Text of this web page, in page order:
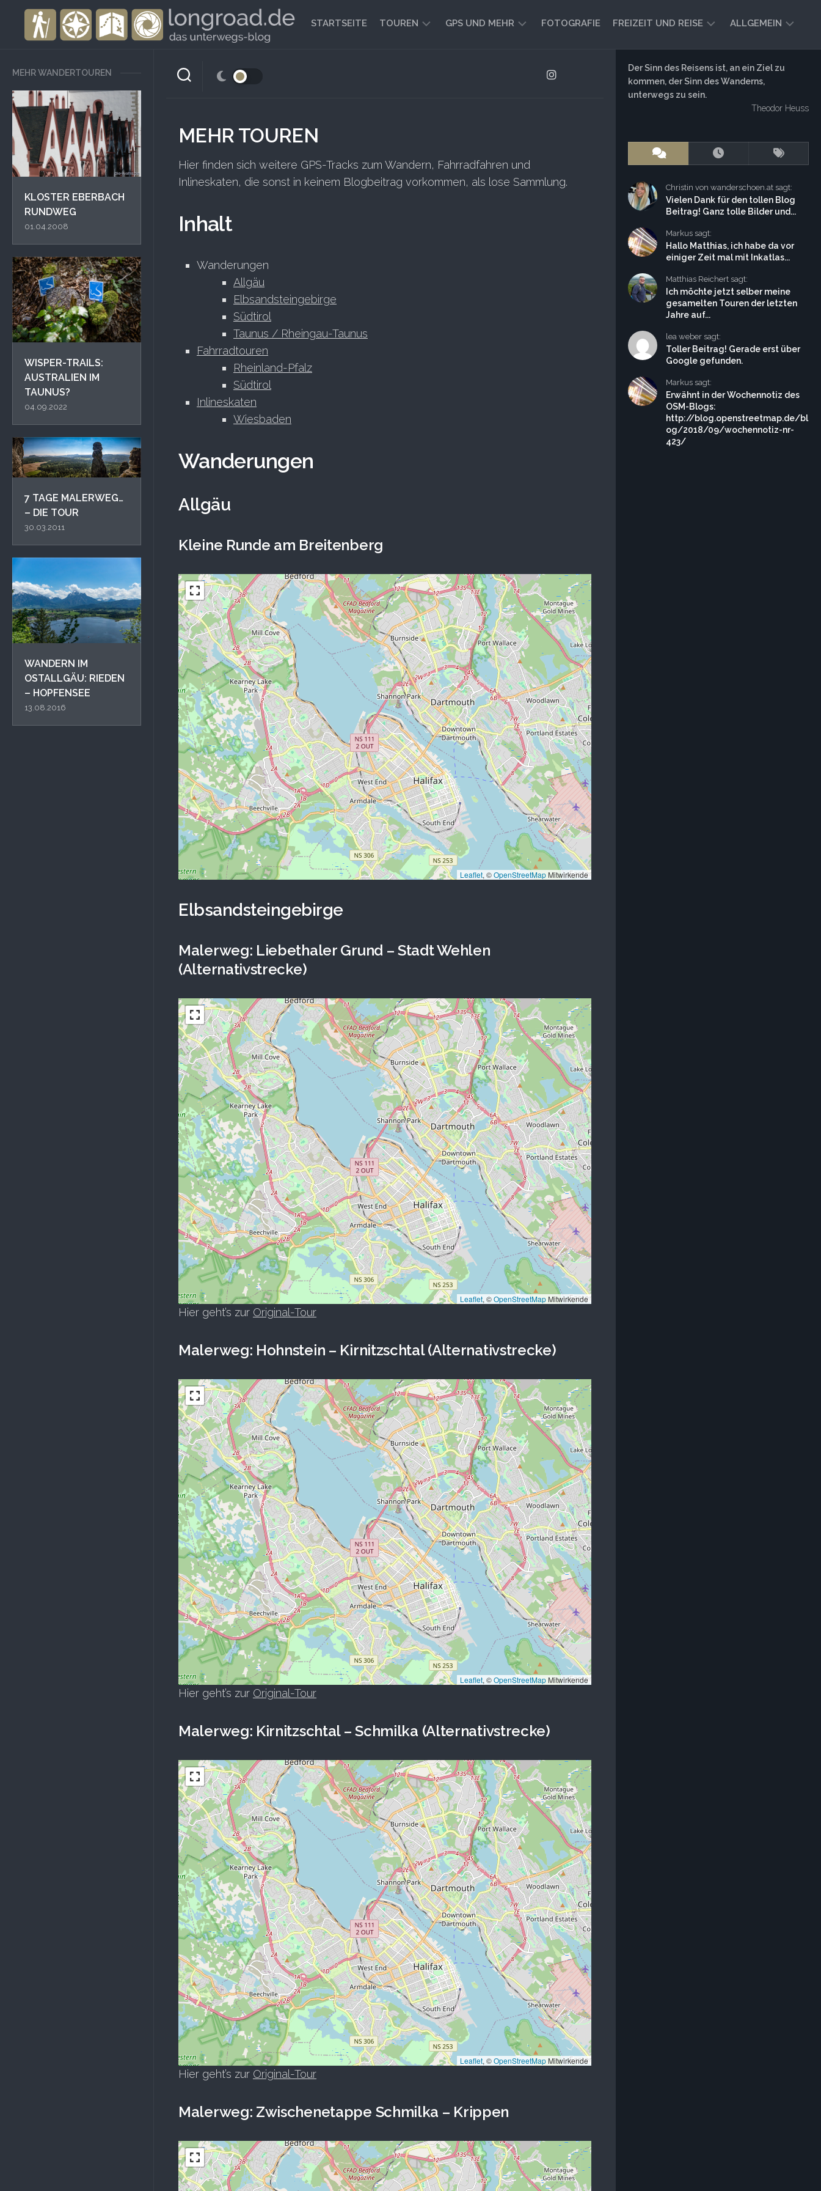
STARTSEITE TOUREN GPS UND MEHR FOTOGRAFIE FREIZEIT UND REISE
CAMPING
VANLIFE
FREIZEIT-
ALLGEMEIN
AKTUELL
AUSBLICK
MEHR WANDERTOUREN
KLOSTER EBERBACH
RUNDWEG
01.04.2008
WISPER-TRAILS:
AUSTRALIEN IM
TAUNUS?
04.09.2022
7 TAGE MALERWEG…
– DIE TOUR
30.03.2011
WANDERN IM
OSTALLGÄU: RIEDEN
– HOPFENSEE
13.08.2016
MEHR TOUREN
Hier finden sich weitere GPS-Tracks zum Wandern, Fahrradfahren und
Inlineskaten, die sonst in keinem Blogbeitrag vorkommen, als lose Sammlung.
Inhalt
Wanderungen
Allgäu
Elbsandsteingebirge
Südtirol
Taunus / Rheingau-Taunus
Fahrradtouren
Rheinland-Pfalz
Südtirol
Inlineskaten
Wiesbaden
Wanderungen
Allgäu
Kleine Runde am Breitenberg
Leaflet, ©OpenStreetMap Mitwirkende
Elbsandsteingebirge
Malerweg: Liebethaler Grund – Stadt Wehlen
(Alternativstrecke)
Leaflet, ©OpenStreetMap Mitwirkende
Hier geht’s zur Original-Tour
Malerweg: Hohnstein – Kirnitzschtal (Alternativstrecke)
Leaflet, ©OpenStreetMap Mitwirkende
Hier geht’s zur Original-Tour
Malerweg: Kirnitzschtal – Schmilka (Alternativstrecke)
Leaflet, ©OpenStreetMap Mitwirkende
Hier geht’s zur Original-Tour
Malerweg: Zwischenetappe Schmilka – Krippen
Der Sinn des Reisens ist, an ein Ziel zu
kommen, der Sinn des Wanderns,
unterwegs zu sein.
Theodor Heuss
Christin von wanderschoen.at sagt:
Vielen Dank für den tollen Blog
Beitrag! Ganz tolle Bilder und...
Markus sagt:
Hallo Matthias, ich habe da vor
einiger Zeit mal mit Inkatlas...
Matthias Reichert sagt:
Ich möchte jetzt selber meine
gesamelten Touren der letzten
Jahre auf...
lea weber sagt:
Toller Beitrag! Gerade erst über
Google gefunden.
Markus sagt:
Erwähnt in der Wochennotiz des
OSM-Blogs:
http://blog.openstreetmap.de/bl
og/2018/09/wochennotiz-nr-
423/